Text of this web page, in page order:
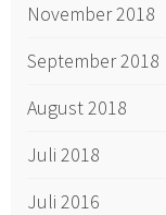
November 2018
September 2018
August 2018
Juli 2018
Juli 2016